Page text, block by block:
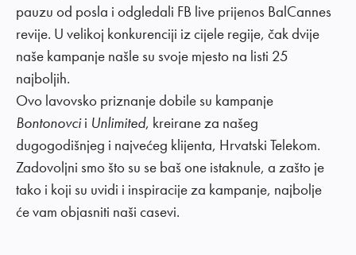
pauzu od posla i odgledali FB live prijenos BalCannes
revije. U velikoj konkurenciji iz cijele regije, čak dvije
naše kampanje našle su svoje mjesto na listi 25
najboljih.
Ovo lavovsko priznanje dobile su kampanje
Bontonovcii Unlimited, kreirane za našeg
dugogodišnjeg i najvećeg klijenta, Hrvatski Telekom.
Zadovoljni smo što su se baš one istaknule, a zašto je
tako i koji su uvidi i inspiracije za kampanje, najbolje
će vam objasniti naši casevi.